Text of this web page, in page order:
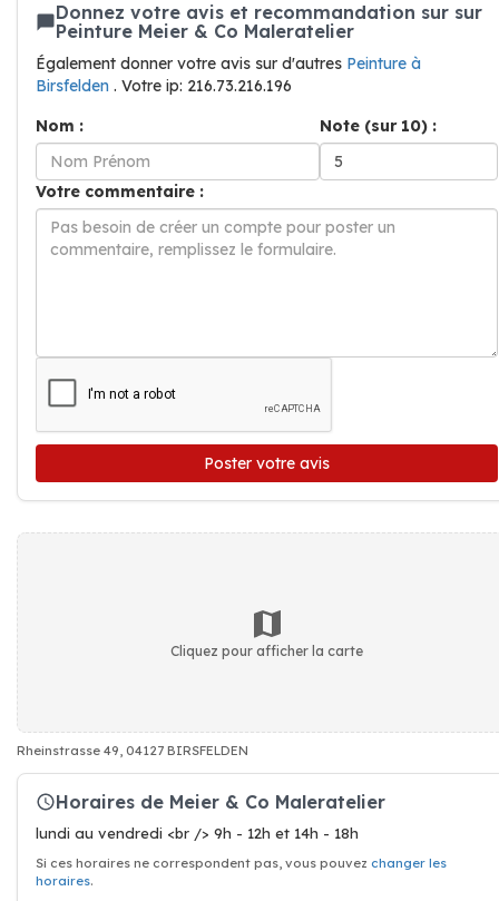
Donnez votre avis et recommandation sur sur
Peinture Meier & Co Maleratelier
Également donner votre avis sur d'autres Peinture à
Birsfelden . Votre ip: 216.73.216.196
Nom :
Note (sur 10) :
Votre commentaire :
Poster votre avis
Cliquez pour afficher la carte
Rheinstrasse 49, 04127 BIRSFELDEN
Horaires de Meier & Co Maleratelier
lundi au vendredi <br /> 9h - 12h et 14h - 18h
Si ces horaires ne correspondent pas, vous pouvez changer les
horaires.